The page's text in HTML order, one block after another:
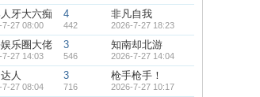
牙大六痴
7-27 08:00
4
442
非凡自我
2026-7-27 18:23
乐圈大佬
7-27 14:03
3
546
知南却北游
2026-7-27 14:04
人
7-27 08:04
3
716
枪手枪手！
2026-7-27 10:17